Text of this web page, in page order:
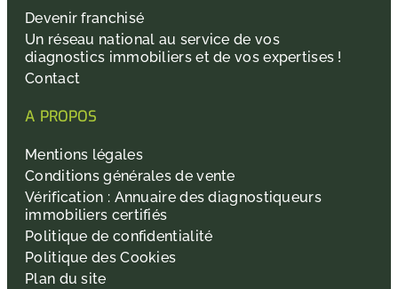
Devenir franchisé
Un réseau national au service de vos
diagnostics immobiliers et de vos expertises !
Contact
A PROPOS
Mentions légales
Conditions générales de vente
Vérification : Annuaire des diagnostiqueurs
immobiliers certifiés
Politique de confidentialité
Politique des Cookies
Plan du site